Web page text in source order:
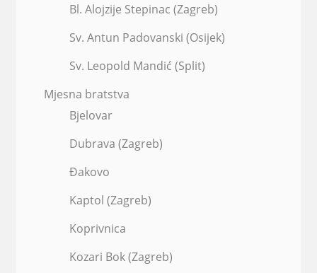
Bl. Alojzije Stepinac (Zagreb)
Sv. Antun Padovanski (Osijek)
Sv. Leopold Mandić (Split)
Mjesna bratstva
Bjelovar
Dubrava (Zagreb)
Đakovo
Kaptol (Zagreb)
Koprivnica
Kozari Bok (Zagreb)